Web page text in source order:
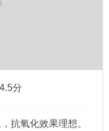
4.5分
抗氧化效果理想。